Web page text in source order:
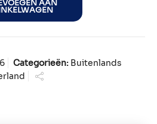
AAN
Categorieën: Buitenlands